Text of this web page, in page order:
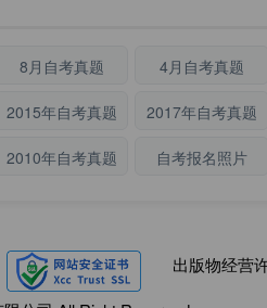
8月自考真题 4月自考真题
2015年自考真题 2017年自考真题
2010年自考真题 自考报名照片
出版物经营